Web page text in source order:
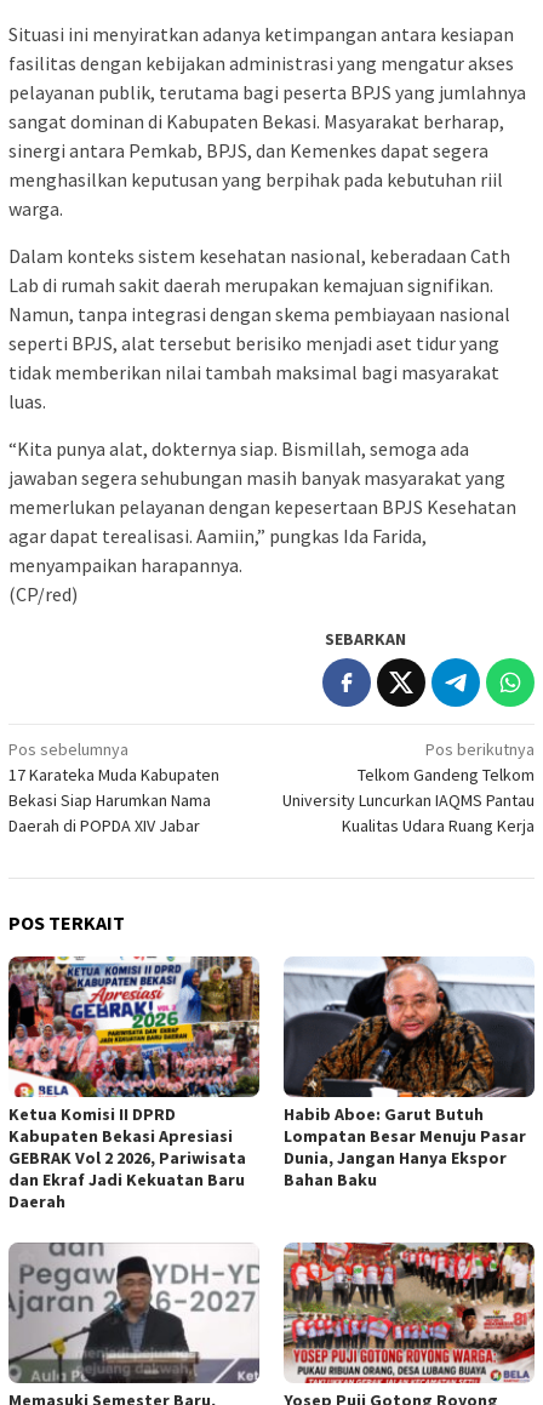
Situasi ini menyiratkan adanya ketimpangan antara kesiapan
fasilitas dengan kebijakan administrasi yang mengatur akses
pelayanan publik, terutama bagi peserta BPJS yang jumlahnya
sangat dominan di Kabupaten Bekasi. Masyarakat berharap,
sinergi antara Pemkab, BPJS, dan Kemenkes dapat segera
menghasilkan keputusan yang berpihak pada kebutuhan riil
warga.
Dalam konteks sistem kesehatan nasional, keberadaan Cath
Lab di rumah sakit daerah merupakan kemajuan signifikan.
Namun, tanpa integrasi dengan skema pembiayaan nasional
seperti BPJS, alat tersebut berisiko menjadi aset tidur yang
tidak memberikan nilai tambah maksimal bagi masyarakat
luas.
“Kita punya alat, dokternya siap. Bismillah, semoga ada
jawaban segera sehubungan masih banyak masyarakat yang
memerlukan pelayanan dengan kepesertaan BPJS Kesehatan
agar dapat terealisasi. Aamiin,” pungkas Ida Farida,
menyampaikan harapannya.
(CP/red)
SEBARKAN
Navigasi
pos
Pos sebelumnya
17 Karateka Muda Kabupaten
Bekasi Siap Harumkan Nama
Daerah di POPDA XIV Jabar
Pos berikutnya
Telkom Gandeng Telkom
University Luncurkan IAQMS Pantau
Kualitas Udara Ruang Kerja
POS TERKAIT
Ketua Komisi II DPRD
Kabupaten Bekasi Apresiasi
GEBRAK Vol 2 2026, Pariwisata
dan Ekraf Jadi Kekuatan Baru
Daerah
Habib Aboe: Garut Butuh
Lompatan Besar Menuju Pasar
Dunia, Jangan Hanya Ekspor
Bahan Baku
Memasuki Semester Baru, Yosep Puji Gotong Royong